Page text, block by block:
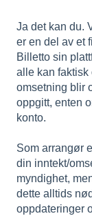
Ja det kan du.
er en del av et
Billetto sin
alle kan faktisk
omsetning blir
oppgitt, enten
konto.
Som arrangør
din inntekt/
myndighet,
dette alltids
oppdateringer